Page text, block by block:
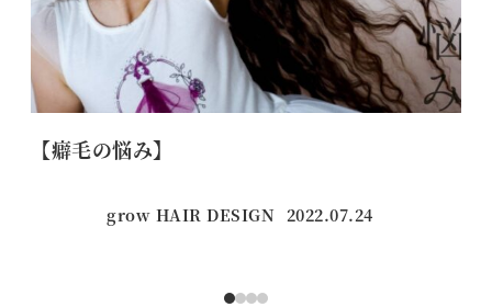
【癖毛の悩み】
grow HAIR DESIGN 投稿日
2022.07.24